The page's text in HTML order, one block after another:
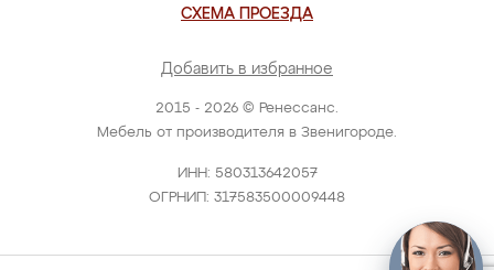
2015 - 2026 © Ренессанс.
Мебель от производителя в Звенигороде.
ИНН: 580313642057
ОГРНИП: 317583500009448
СХЕМА ПРОЕЗДА
Добавить в избранное